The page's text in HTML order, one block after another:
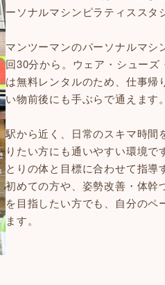
ーソナルマシンピラティススタ
マンツーマンのパーソナルマシ
回30分から。ウェア・シューズ
は無料レンタルのため、仕事帰
い物前後にも手ぶらで通えます。
駅から近く、日常のスキマ時間
りたい方にも通いやすい環境で
とりの体と目標に合わせて指導
初めての方や、姿勢改善・体幹
を目指したい方でも、自分のペ
ます。